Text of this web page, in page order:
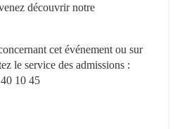
découvrir notre
cet événement ou sur
10 45